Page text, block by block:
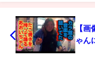
【
ゃん